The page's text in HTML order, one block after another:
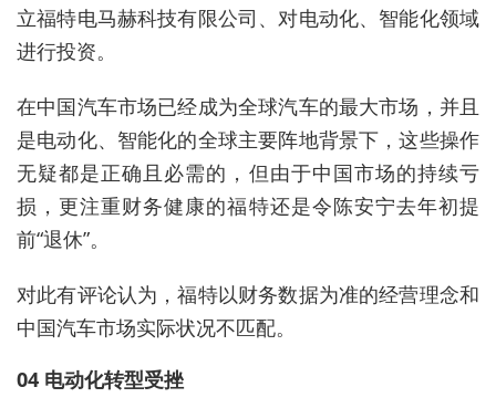
立福特电马赫科技有限公司、对电动化、智能化领域
进行投资。
在中国汽车市场已经成为全球汽车的最大市场，并且
是电动化、智能化的全球主要阵地背景下，这些操作
无疑都是正确且必需的，但由于中国市场的持续亏
损，更注重财务健康的福特还是令陈安宁去年初提
前“退休”。
对此有评论认为，福特以财务数据为准的经营理念和
中国汽车市场实际状况不匹配。
04 电动化转型受挫